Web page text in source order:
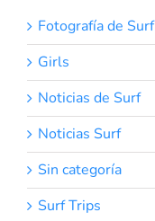
Fotografía de Surf
Girls
Noticias de Surf
Noticias Surf
Sin categoría
Surf Trips